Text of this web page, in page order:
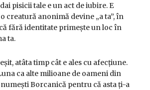
pisicii tale e un act de iubire. E
creatură anonimă devine „a ta”, în
fără identitate primește un loc în
ta.
atâta timp cât e ales cu afecțiune.
ca alte milioane de oameni din
numești Borcanică pentru că asta ți-a